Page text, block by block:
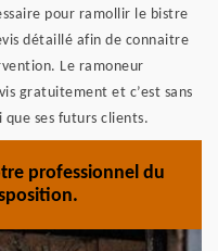
pour ramollir le bistre
détaillé afin de connaitre
Le ramoneur
gratuitement et c’est sans
que ses futurs clients.
professionnel du